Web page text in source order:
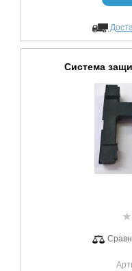
Система